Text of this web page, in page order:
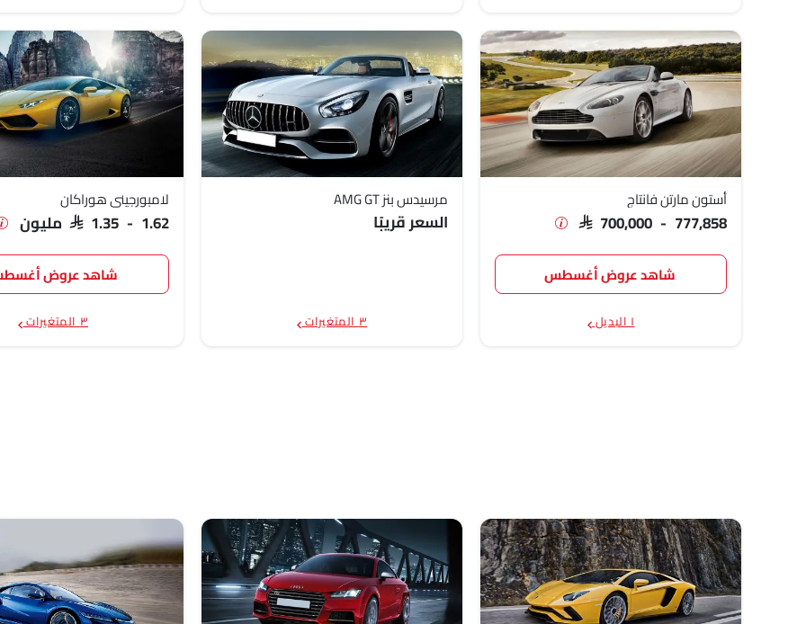
أستون مارتن فانتاج
SAR 700,000 - 777,858
شاهد عروض أغسطس
١ البديل
مرسيدس بنز AMG GT
السعر قريبًا
٣ المتغيرات
لامبورجيني هوراكان
SAR 1.35 - 1.62 مليون
شاهد عروض
٣ المتغيرات